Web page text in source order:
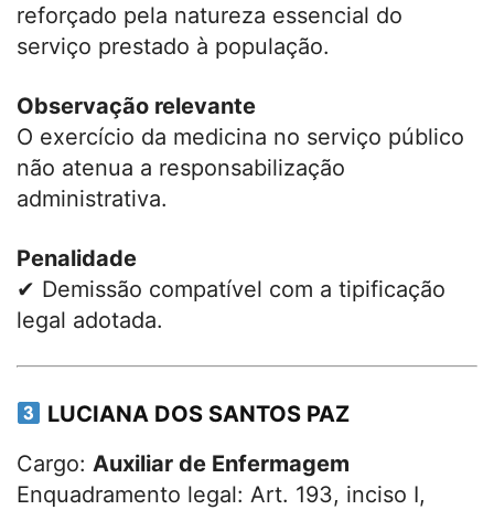
reforçado pela natureza essencial do
serviço prestado à população.
Observação relevante
O exercício da medicina no serviço público
não atenua a responsabilização
administrativa.
Penalidade
✔ Demissão compatível com a tipificação
legal adotada.
LUCIANA DOS SANTOS PAZ
Cargo: Auxiliar de Enfermagem
Enquadramento legal: Art. 193, inciso I,